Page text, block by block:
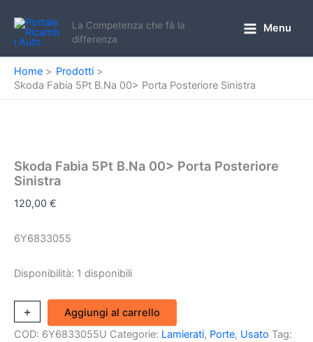
contenuto
La Competenza che fà la
differenza
Menu
Home
Prodotti
Skoda Fabia 5Pt B.Na 00> Porta Posteriore Sinistra
Skoda Fabia 5Pt B.Na 00> Porta Posteriore
Sinistra
120,00 €
6Y6833055
Disponibilità: 1 disponibili
-
Skoda
Fabia
5Pt
+
Aggiungi al carrello
COD: 6Y6833055U Categorie: Lamierati, Porte, Usato Tag: